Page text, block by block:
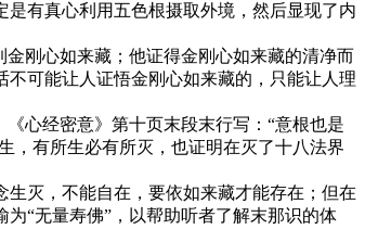
有真心利用五色根摄取外境，然后显现了内
刚心如来藏；他证得金刚心如来藏的清净而
可能让人证悟金刚心如来藏的，只能让人理
心经密意》第十页末段末行写：“意根也是
，有所生必有所灭，也证明在灭了十八法界
灭，不能自在，要依如来藏才能存在；但在
“无量寿佛”，以帮助听者了解末那识的体